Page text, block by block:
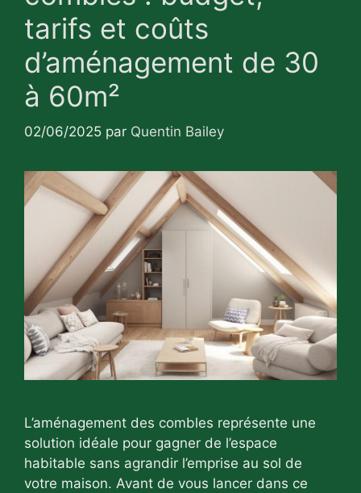
tarifs et coûts
d’aménagement de 30
à 60m²
02/06/2025 par Quentin Bailey
L’aménagement des combles représente une
solution idéale pour gagner de l’espace
habitable sans agrandir l’emprise au sol de
votre maison. Avant de vous lancer dans ce